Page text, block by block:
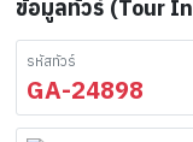
ข้อมูลทัวร์ (Tour
รหัสทัวร์
GA-24898